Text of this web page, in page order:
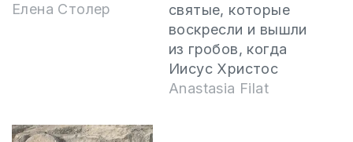
Елена Столер
святые, которые
воскресли и вышли
из гробов, когда
Иисус Христос
испустил дух, как
Anastasia Filat